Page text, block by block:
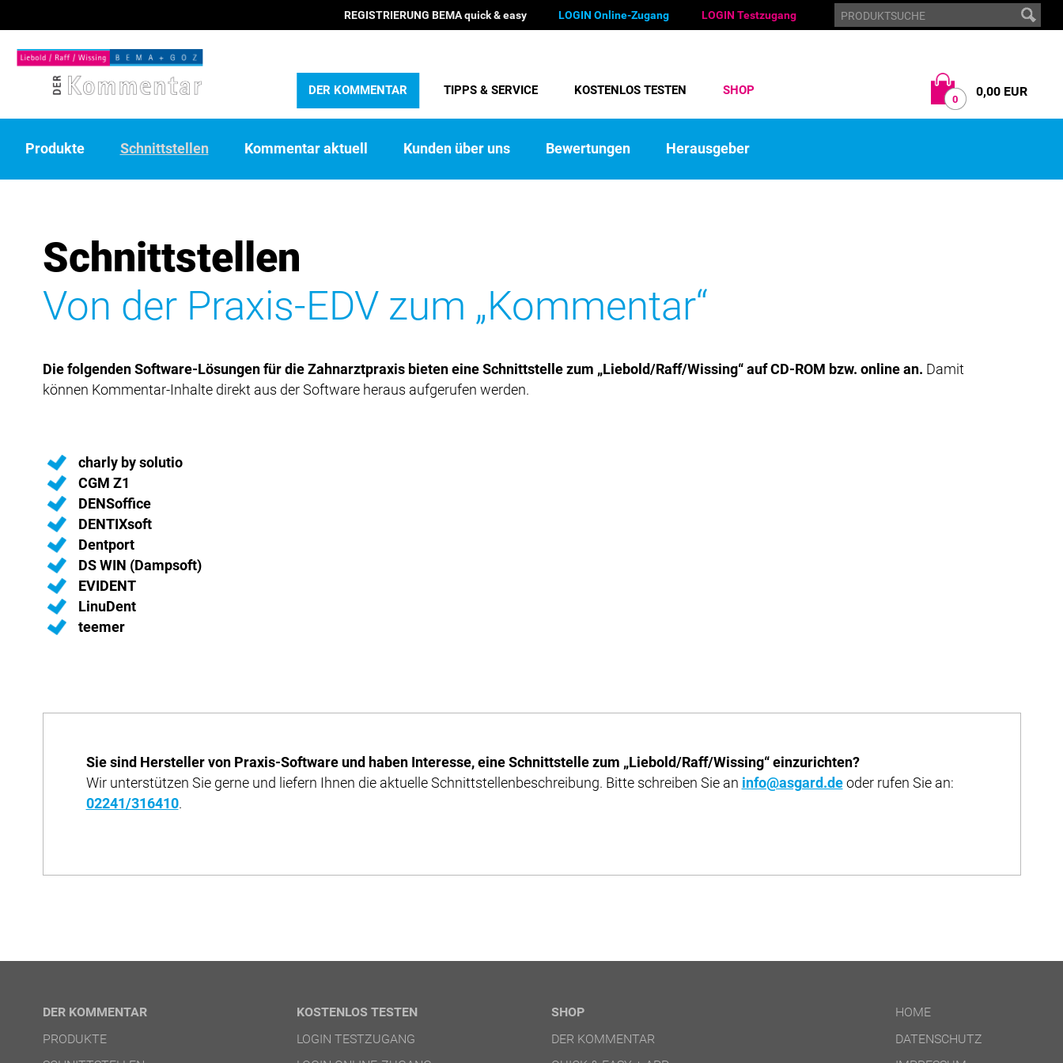
REGISTRIERUNG BEMA quick & easy LOGIN Online-Zugang LOGIN Testzugang
DER KOMMENTAR TIPPS & SERVICE KOSTENLOS TESTEN SHOP
0 0,00 EUR
Produkte Schnittstellen Kommentar aktuell Kunden über uns Bewertungen Herausgeber
Schnittstellen
Von der Praxis-EDV zum „Kommentar“
Die folgenden Software-Lösungen für die Zahnarztpraxis bieten eine Schnittstelle zum „Liebold/Raff/Wissing“ auf CD-ROM bzw. online an. Damit
können Kommentar-Inhalte direkt aus der Software heraus aufgerufen werden.
charly by solutio
CGM Z1
DENSoffice
DENTIXsoft
Dentport
DS WIN (Dampsoft)
EVIDENT
LinuDent
teemer
Sie sind Hersteller von Praxis-Software und haben Interesse, eine Schnittstelle zum „Liebold/Raff/Wissing“ einzurichten?
Wir unterstützen Sie gerne und liefern Ihnen die aktuelle Schnittstellenbeschreibung. Bitte schreiben Sie an info@asgard.deoder rufen Sie an:
02241/316410.
DER KOMMENTAR
PRODUKTE
KOSTENLOS TESTEN
LOGIN TESTZUGANG
SHOP
DER KOMMENTAR
HOME
DATENSCHUTZ